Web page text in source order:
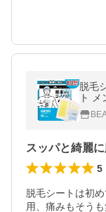
脱毛
ト
ズ脱
ル
スッパと綺麗
5
脱毛シートは初
用、痛みもそう